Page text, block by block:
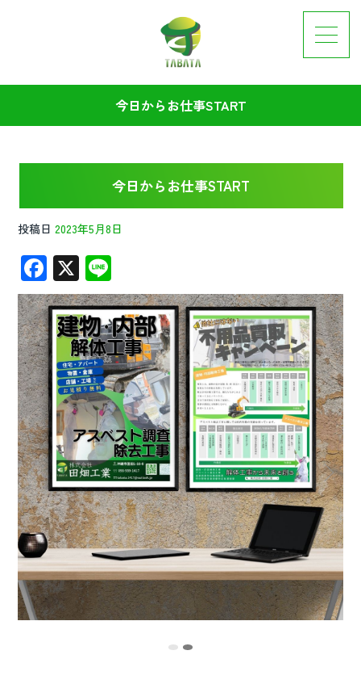
今日からお仕事START
今日からお仕事START
投稿日 2023年5月8日
F
ac
e
b
o
o
k
X
n
e